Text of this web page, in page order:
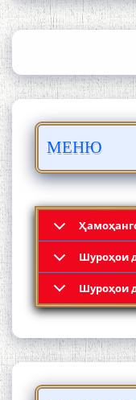
МЕНЮ
Шyроҳои
Шyроҳои
ИЛМҲОИ
БО 4 000
МӮЪМИН
Кадамчо